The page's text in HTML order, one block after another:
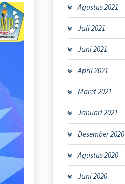
Agustus 2021
Juli 2021
Juni 2021
April 2021
Maret 2021
Januari 2021
Desember 2020
Agustus 2020
Juni 2020